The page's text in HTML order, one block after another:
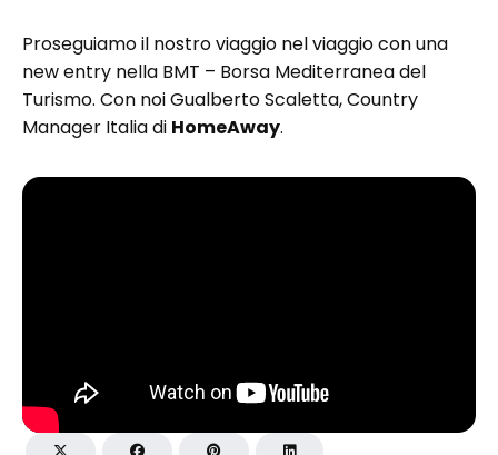
Proseguiamo il nostro viaggio nel viaggio con una
new entry nella BMT – Borsa Mediterranea del
Turismo. Con noi Gualberto Scaletta, Country
Manager Italia di HomeAway.